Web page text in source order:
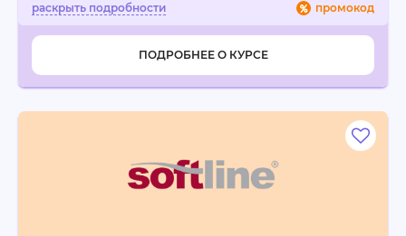
промокод
ПОДРОБНЕЕ О КУРСЕ